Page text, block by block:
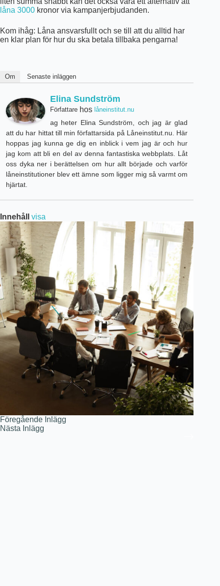
låna 3000 kronor via kampanjerbjudanden.
Kom ihåg: Låna ansvarsfullt och se till att du alltid har
en klar plan för hur du ska betala tillbaka pengarna!
Om Senaste inläggen
Elina Sundström
Författare hos låneinstitut.nu
ag heter Elina Sundström, och jag är glad
att du har hittat till min författarsida på Låneinstitut.nu. Här
hoppas jag kunna ge dig en inblick i vem jag är och hur
jag kom att bli en del av denna fantastiska webbplats. Låt
oss dyka ner i berättelsen om hur allt började och varför
låneinstitutioner blev ett ämne som ligger mig så varmt om
hjärtat.
Innehåll visa
Föregående Inlägg
Nästa Inlägg